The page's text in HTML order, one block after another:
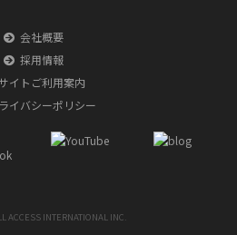
会社概要
採用情報
イトご利用案内
イバシーポリシー
ACCESS INTERNATIONAL INC.